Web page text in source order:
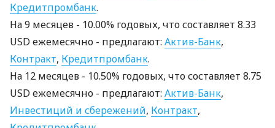
Кредитпромбанк.
На 9 месяцев - 10.00% годовых, что составляет 8.33
USD ежемесячно - предлагают: Актив-Банк,
Контракт, Кредитпромбанк.
На 12 месяцев - 10.50% годовых, что составляет 8.75
USD ежемесячно - предлагают: Актив-Банк,
Инвестиций и сбережений, Контракт,